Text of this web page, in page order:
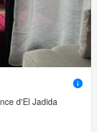
d'El Jadida